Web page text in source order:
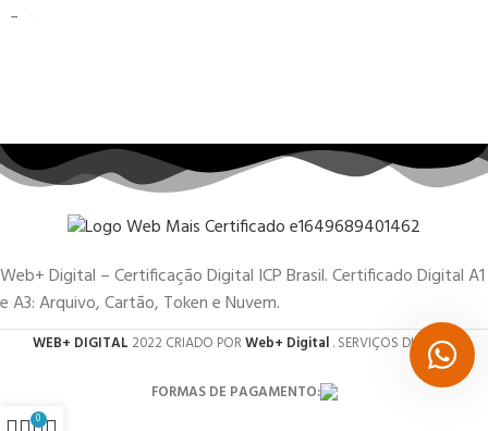
Web+ Digital – Certificação Digital ICP Brasil. Certificado Digital A1
e A3: Arquivo, Cartão, Token e Nuvem.
WEB+ DIGITAL 2022 CRIADO PORWeb+ Digital. SERVIÇOS DIGITAIS.
FORMAS DE PAGAMENTO:
0